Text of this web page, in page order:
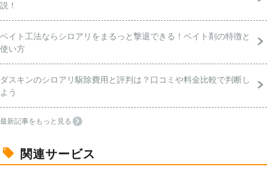
説！
ベイト工法ならシロアリをまるっと撃退できる！ベイト剤の特徴と
使い方
ダスキンのシロアリ駆除費用と評判は？口コミや料金比較で判断し
よう
最新記事をもっと見る
関連サービス